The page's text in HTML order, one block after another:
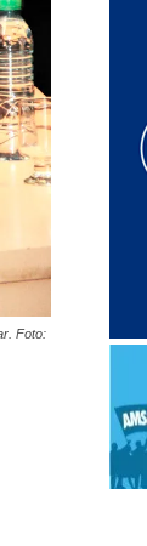
Foto: